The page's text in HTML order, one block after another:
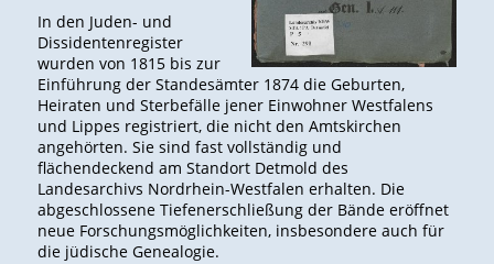
In den Juden- und
Dissidentenregister
wurden von 1815 bis zur
Einführung der Standesämter 1874 die Geburten,
Heiraten und Sterbefälle jener Einwohner Westfalens
und Lippes registriert, die nicht den Amtskirchen
angehörten. Sie sind fast vollständig und
flächendeckend am Standort Detmold des
Landesarchivs Nordrhein-Westfalen erhalten. Die
abgeschlossene Tiefenerschließung der Bände eröffnet
neue Forschungsmöglichkeiten, insbesondere auch für
die jüdische Genealogie.